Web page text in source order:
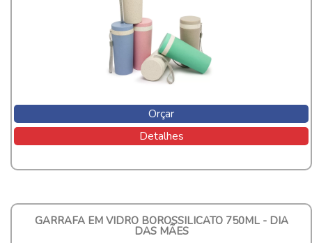
Orçar
Detalhes
GARRAFA EM VIDRO BOROSSILICATO 750ML - DIA
DAS MÃES